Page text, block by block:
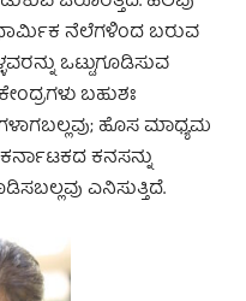
ನೆಲೆಗಳಿಂದ ಬರುವ
ಒಟ್ಟುಗೂಡಿಸುವ
ಬಹುಶಃ
ಹೊಸ ಮಾಧ್ಯಮ
ಕರ್ನಾಟಕದ ಕನಸನ್ನು
ಎನಿಸುತ್ತಿದೆ.